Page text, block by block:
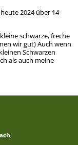
2024 über 14
schwarze, freche
wir gut) Auch wenn
Schwarzen
als auch meine